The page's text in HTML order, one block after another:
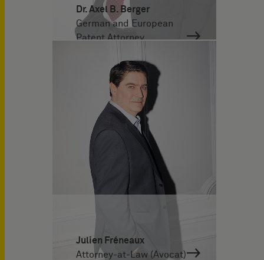
Dr. Axel B. Berger
German and European
Patent Attorney
Julien Fréneaux
Attorney-at-Law (Avocat)